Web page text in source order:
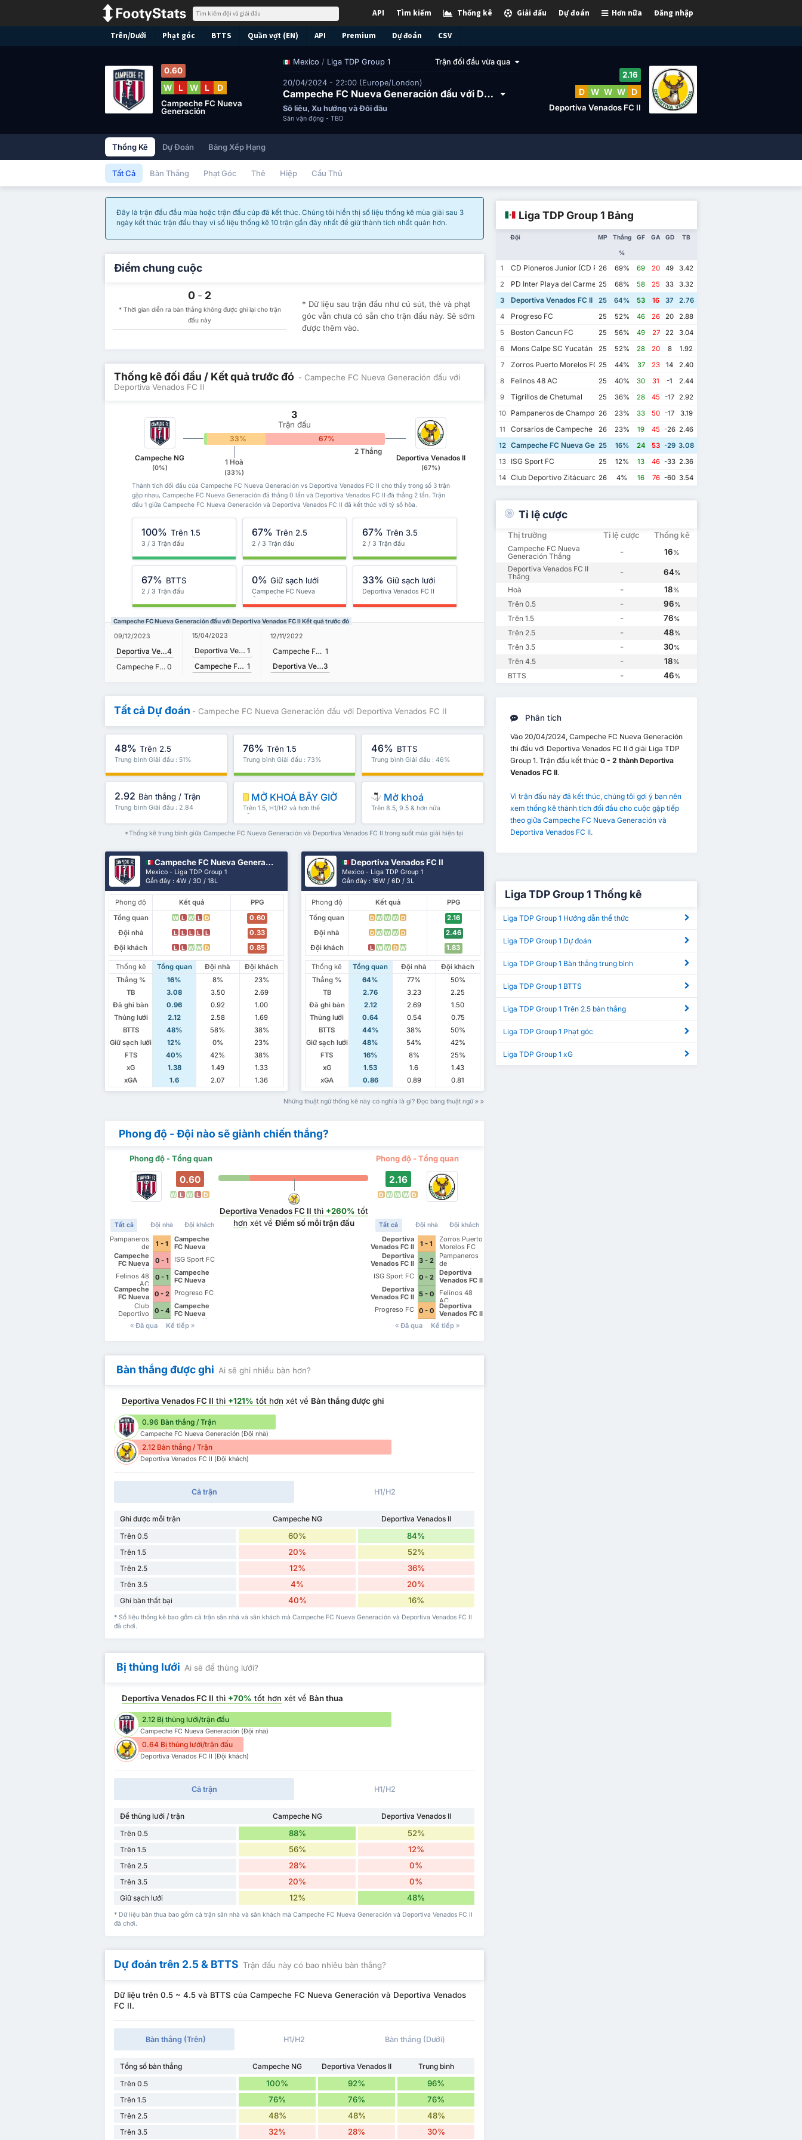
Đăng nhập
Hơn nữa
Dự đoán
Giải đấu
Thống kê
Tìm kiếm
API
Trên/Dưới Phạt góc BTTS Quần vợt (EN) API Premium Dự đoán CSV
Mexico / Liga TDP Group 1 Trận đối đầu vừa qua
20/04/2024 - 22:00 (Europe/London)
Campeche FC Nueva Generación đấu với Deportiva Venados FC II
Số liệu, Xu hướng và Đối đầu
Sân vận động - TBD
0.60
W L W L D
Campeche FC Nueva
Generación
2.16
D W W W D
Deportiva Venados FC II
Thống Kê Dự Đoán Bảng Xếp Hạng
Tất Cả Bàn Thắng Phạt Góc Thẻ Hiệp Cầu Thủ
Đây là trận đấu đầu mùa hoặc trận đấu cúp đã kết thúc. Chúng tôi hiển thị số liệu thống kê mùa giải sau 3
ngày kết thúc trận đấu thay vì số liệu thống kê 10 trận gần đây nhất để giữ thành tích nhất quán hơn.
Điểm chung cuộc
0 - 2
* Thời gian diễn ra bàn thắng không được ghi lại cho trận
đấu này
* Dữ liệu sau trận đấu như cú sút, thẻ và phạt
góc vẫn chưa có sẵn cho trận đấu này. Sẽ sớm
được thêm vào.
Thống kê đối đầu / Kết quả trước đó - Campeche FC Nueva Generación đấu với
Deportiva Venados FC II
Campeche NG
(0%)
3
Trận đấu
33% 67%
1 Hoà
(33%)
2 Thắng
Deportiva Venados II
(67%)
Thành tích đối đầu của Campeche FC Nueva Generación vs Deportiva Venados FC II cho thấy trong số 3 trận
gặp nhau, Campeche FC Nueva Generación đã thắng 0 lần và Deportiva Venados FC II đã thắng 2 lần. Trận
đấu 1 giữa Campeche FC Nueva Generación và Deportiva Venados FC II đã kết thúc với tỷ số hòa.
100% Trên 1.5
3 / 3 Trận đấu
67% Trên 2.5
2 / 3 Trận đấu
67% Trên 3.5
2 / 3 Trận đấu
67% BTTS
2 / 3 Trận đấu
0% Giữ sạch lưới
Campeche FC Nueva
Generación
33% Giữ sạch lưới
Deportiva Venados FC II
Campeche FC Nueva Generación đấu với Deportiva Venados FC II Kết quả trước đó
09/12/2023
Deportiva Venados FC II4
Campeche FC Nueva Generación 0
15/04/2023
Deportiva Venados FC II 1
Campeche FC Nueva Generación 1
12/11/2022
Campeche FC Nueva Generación 1
Deportiva Venados FC II3
Tất cả Dự đoán - Campeche FC Nueva Generación đấu với Deportiva Venados FC II
48% Trên 2.5
Trung bình Giải đấu : 51%
76% Trên 1.5
Trung bình Giải đấu : 73%
46% BTTS
Trung bình Giải đấu : 46%
2.92 Bàn thắng / Trận
Trung bình Giải đấu : 2.84
MỞ KHOÁ BÂY GIỜ
Trên 1.5, H1/H2 và hơn thế
nữa
Mở khoá
Trên 8.5, 9.5 & hơn nữa
*Thống kê trung bình giữa Campeche FC Nueva Generación và Deportiva Venados FC II trong suốt mùa giải hiện tại
Campeche FC Nueva Generación
Mexico - Liga TDP Group 1
Gần đây : 4W / 3D / 18L
Phong độ Kết quả
PPG
Tổng quan
W L W L D
0.60
Đội nhà
L L L L L
0.33
Đội khách
L L W W D 0.85
Thống kê Tổng quan Đội nhà
Đội khách
Thắng %
16% 8%
23%
TB
3.08 3.50
2.69
Đã ghi bàn
0.96 0.92
1.00
Thủng lưới
2.12 2.58
1.69
BTTS
48% 58%
38%
Giữ sạch lưới
12% 0%
23%
FTS
40% 42%
38%
xG
1.38 1.49
1.33
xGA
1.6 2.07 1.36
Deportiva Venados FC II
Mexico - Liga TDP Group 1
Gần đây : 16W / 6D / 3L
Phong độ Kết quả
PPG
Tổng quan
D W W W D
2.16
Đội nhà
D W W W D
2.46
Đội khách
L W W D W 1.83
Thống kê Tổng quan Đội nhà
Đội khách
Thắng %
64% 77%
50%
TB
2.76 3.23
2.25
Đã ghi bàn
2.12 2.69
1.50
Thủng lưới
0.64 0.54
0.75
BTTS
44% 38%
50%
Giữ sạch lưới
48% 54%
42%
FTS
16% 8%
25%
xG
1.53 1.6
1.43
xGA
0.86 0.89 0.81
Những thuật ngữ thống kê này có nghĩa là gì? Đọc bảng thuật ngữ
Phong độ - Đội nào sẽ giành chiến thắng?
Phong độ - Tổng quan Phong độ - Tổng quan
0.60
W L W L D
Tất cả Đội nhà Đội khách
Pampaneros
de
Champotón
FC
1 - 1
Campeche
FC Nueva
Generación
Campeche
FC Nueva
Generación
0 - 1
ISG Sport FC
Felinos 48
AC
0 - 1
Campeche
FC Nueva
Generación
Campeche
FC Nueva
Generación
0 - 2
Progreso FC
Club
Deportivo
Zitácuaro II
0 - 4
Campeche
FC Nueva
Generación
Đã qua Kế tiếp
Deportiva Venados FC II thì +260% tốt
hơn xét vềĐiểm số mỗi trận đấu
2.16
D W W W D
Tất cả Đội nhà Đội khách
Deportiva
Venados FC II
1 - 1
Zorros Puerto
Morelos FC
Deportiva
Venados FC II 3 - 2
Pampaneros
de
Champotón
FC
ISG Sport FC 0 - 2
Deportiva
Venados FC II
Deportiva
Venados FC II 5 - 0
Felinos 48
AC
Progreso FC 0 - 0
Deportiva
Venados FC II
Đã qua
Kế tiếp
Bàn thắng được ghi Ai sẽ ghi nhiều bàn hơn?
Deportiva Venados FC II thì +121% tốt hơn xét về Bàn thắng được ghi
0.96 Bàn thắng / Trận
Campeche FC Nueva Generación (Đội nhà)
2.12 Bàn thắng / Trận
Deportiva Venados FC II (Đội khách)
Cả trận H1/H2
Ghi được mỗi trận Campeche NG
Deportiva Venados II
Trên 0.5
60% 84%
Trên 1.5 20% 52%
Trên 2.5 12% 36%
Trên 3.5 4% 20%
Ghi bàn thất bại 40% 16%
* Số liệu thống kê bao gồm cả trận sân nhà và sân khách mà Campeche FC Nueva Generación và Deportiva Venados FC II
đã chơi.
Bị thủng lưới Ai sẽ để thủng lưới?
Deportiva Venados FC II thì +70% tốt hơn xét về Bàn thua
2.12 Bị thủng lưới/trận đấu
Campeche FC Nueva Generación (Đội nhà)
0.64 Bị thủng lưới/trận đấu
Deportiva Venados FC II (Đội khách)
Cả trận H1/H2
Để thủng lưới / trận Campeche NG
Deportiva Venados II
Trên 0.5
88% 52%
Trên 1.5 56% 12%
Trên 2.5 28% 0%
Trên 3.5 20% 0%
Giữ sạch lưới 12% 48%
* Dữ liệu bàn thua bao gồm cả trận sân nhà và sân khách mà Campeche FC Nueva Generación và Deportiva Venados FC II
đã chơi.
Dự đoán trên 2.5 & BTTS Trận đấu này có bao nhiêu bàn thắng?
Dữ liệu trên 0.5 ~ 4.5 và BTTS của Campeche FC Nueva Generación và Deportiva Venados
FC II.
Bàn thắng (Trên) H1/H2 Bàn thắng (Dưới)
Tổng số bàn thắng Campeche NG Deportiva Venados II
Trung bình
Trên 0.5
100% 92% 96%
Trên 1.5 76% 76% 76%
Trên 2.5 48% 48% 48%
Trên 3.5 32% 28% 30%
Liga TDP Group 1 Bảng
Đội MP Thắng
%
GF GA GD TB
1 CD Pioneros Junior (CD Pioneros de Cancún II)
26 69% 69 20 49
3.42
2
PD Inter Playa del Carmen AC II
25 68% 58 25 33
3.32
3
Deportiva Venados FC II 25 64% 53 16 37
2.76
4
Progreso FC 25 52% 46 26 20
2.88
5
Boston Cancun FC 25 56% 49 27 22
3.04
6
Mons Calpe SC Yucatán 25 52% 28 20 8
1.92
7
Zorros Puerto Morelos FC 25 44% 37 23 14
2.40
8
Felinos 48 AC 25 40% 30 31 -1
2.44
9
Tigrillos de Chetumal 25 36% 28 45 -17 2.92
10
Pampaneros de Champotón FC
26 23% 33 50 -17
3.19
11
Corsarios de Campeche FC26 23% 19 45 -26 2.46
12 Campeche FC Nueva Generación
25 16% 24 53 -29 3.08
13
ISG Sport FC 25 12% 13 46 -33 2.36
14 Club Deportivo Zitácuaro II26 4% 16 76 -60 3.54
Tỉ lệ cược
Thị trường Tỉ lệ cược Thống kê
Campeche FC Nueva
Generación Thắng
- 16%
Deportiva Venados FC II
Thắng
- 64%
Hoà - 18%
Trên 0.5 - 96%
Trên 1.5 - 76%
Trên 2.5 - 48%
Trên 3.5 - 30%
Trên 4.5 - 18%
BTTS - 46%
Phân tích
Vào 20/04/2024, Campeche FC Nueva Generación
thi đấu với Deportiva Venados FC II ở giải Liga TDP
Group 1. Trận đấu kết thúc 0 - 2 thành Deportiva
Venados FC II.
Vì trận đấu này đã kết thúc, chúng tôi gợi ý bạn nên
xem thống kê thành tích đối đầu cho cuộc gặp tiếp
theo giữa Campeche FC Nueva Generación và
Deportiva Venados FC II.
Liga TDP Group 1 Thống kê
Liga TDP Group 1 Hướng dẫn thể thức
Liga TDP Group 1 Dự đoán
Liga TDP Group 1 Bàn thắng trung bình
Liga TDP Group 1 BTTS
Liga TDP Group 1 Trên 2.5 bàn thắng
Liga TDP Group 1 Phạt góc
Liga TDP Group 1 xG